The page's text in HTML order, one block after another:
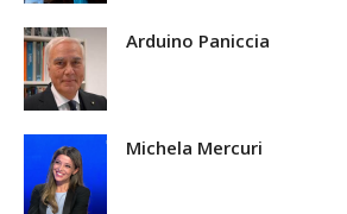
Arduino Paniccia
Michela Mercuri